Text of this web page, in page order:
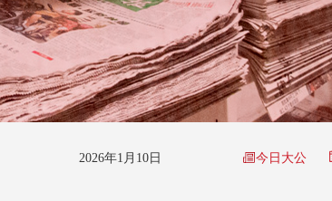
2026年1月10日 今日大公